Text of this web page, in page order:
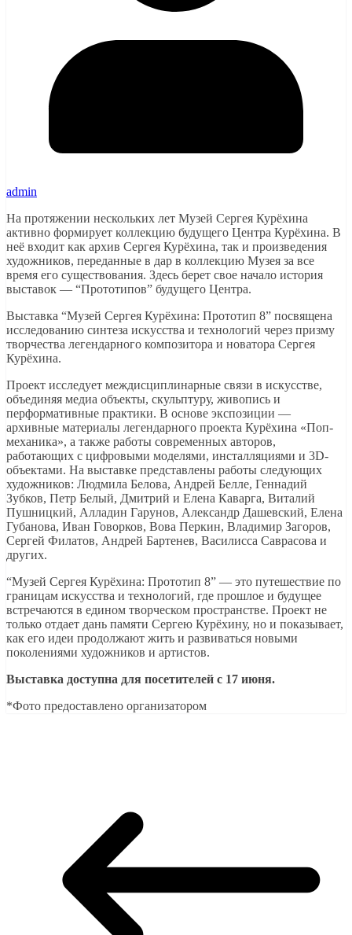
admin
На протяжении нескольких лет Музей Сергея Курёхина
активно формирует коллекцию будущего Центра Курёхина. В
неё входит как архив Сергея Курёхина, так и произведения
художников, переданные в дар в коллекцию Музея за все
время его существования. Здесь берет свое начало история
выставок — “Прототипов” будущего Центра.
Выставка “Музей Сергея Курёхина: Прототип 8” посвящена
исследованию синтеза искусства и технологий через призму
творчества легендарного композитора и новатора Сергея
Курёхина.
Проект исследует междисциплинарные связи в искусстве,
объединяя медиа объекты, скульптуру, живопись и
перформативные практики. В основе экспозиции —
архивные материалы легендарного проекта Курёхина «Поп-
механика», а также работы современных авторов,
работающих с цифровыми моделями, инсталляциями и 3D-
объектами. На выставке представлены работы следующих
художников: Людмила Белова, Андрей Белле, Геннадий
Зубков, Петр Белый, Дмитрий и Елена Каварга, Виталий
Пушницкий, Алладин Гарунов, Александр Дашевский, Елена
Губанова, Иван Говорков, Вова Перкин, Владимир Загоров,
Сергей Филатов, Андрей Бартенев, Василисса Саврасова и
других.
“Музей Сергея Курёхина: Прототип 8” — это путешествие по
границам искусства и технологий, где прошлое и будущее
встречаются в едином творческом пространстве. Проект не
только отдает дань памяти Сергею Курёхину, но и показывает,
как его идеи продолжают жить и развиваться новыми
поколениями художников и артистов.
Выставка доступна для посетителей с 17 июня.
*Фото предоставлено организатором